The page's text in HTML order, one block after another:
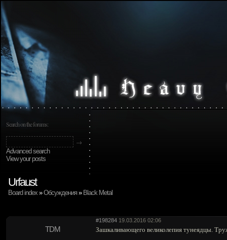
Search on the forums:
Advanced search
View your posts
Urfaust
Board index »Обсуждения » Black Metal
#198284 19.03.2016 02:06
TDM Зашкаливающего великолепия тунеядцы.